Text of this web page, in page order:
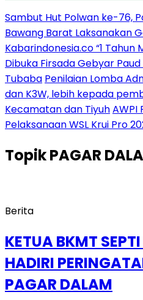
Sambut Hut Polwan ke-76,
Bawang Barat Laksanakan
Kabarindonesia.co “1 Tahun
Dibuka Firsada Gebyar
Tubaba Penilaian Lomba
dan K3W, lebih kepada
Kecamatan dan TiyuhAWPI
Pelaksanaan WSL Krui Pro
TopikPAGAR
Berita
KETUA BKMT
HADIRI
PAGAR DALAM